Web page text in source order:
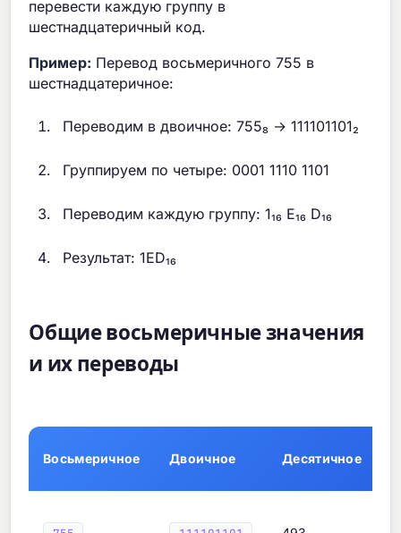
перевести каждую группу в
шестнадцатеричный код.
Пример: Перевод восьмеричного 755 в
шестнадцатеричное:
Переводим в двоичное: 755₈ → 111101101₂
Группируем по четыре: 0001 1110 1101
Переводим каждую группу: 1₁₆ E₁₆ D₁₆
Результат: 1ED₁₆
Общие восьмеричные значения
и их переводы
Восьмеричное Двоичное Десятичное